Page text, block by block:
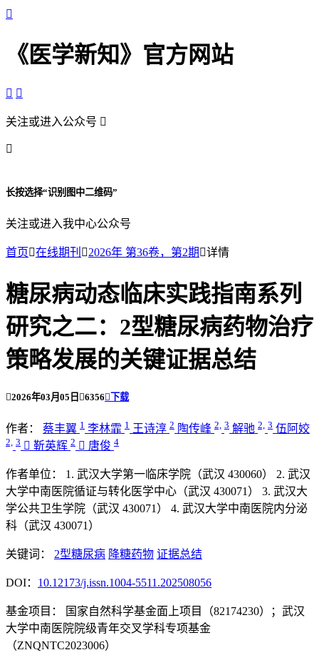

《医学新知》官方网站
 
关注或进入公众号 

长按选择“识别图中二维码”
关注或进入我中心公众号
首页在线期刊 2026年 第36卷，第2期 详情
糖尿病动态临床实践指南系列
研究之二：2型糖尿病药物治疗
策略发展的关键证据总结
2026年03月05日 6356  下载
作者： 蔡丰翼 1 李林霏 1 王诗淳 2 陶传峰 2, 3 解驰 2, 3 伍阿姣
2, 3  靳英辉 2  唐俊 4
作者单位： 1. 武汉大学第一临床学院（武汉 430060）
2. 武汉
大学中南医院循证与转化医学中心（武汉 430071）
3. 武汉大
学公共卫生学院（武汉 430071）
4. 武汉大学中南医院内分泌
科（武汉 430071）
关键词： 2型糖尿病 降糖药物 证据总结
DOI： 10.12173/j.issn.1004-5511.202508056
基金项目：
国家自然科学基金面上项目（82174230）；武汉
大学中南医院院级青年交叉学科专项基金
（ZNQNTC2023006）